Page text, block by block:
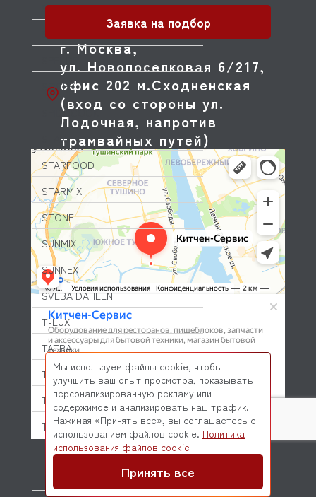
SOTTORIVA
SPAR
SPICER
SPIDOCOOK
STAR
STARFOOD
STARMIX
STONE
SUNMIX
SUNNEX
SVEBA DAHLEN
T-LUX
TATRA
TAURUS
TAYLOR
TECFRIGO
TECNODOM
г. Москва,
ул. Новопоселковая 6/217,
офис 202 м.Сходненская
(вход со стороны ул.
Лодочная, напротив
трамвайных путей)
Заявка на подбор
© 2026 Kitchen-Service.com Интернет-магазин запчастей
и оборудования профессиональной кухни
Мы используем файлы cookie, чтобы
улучшить ваш опыт просмотра, показывать
персонализированную рекламу или
содержимое и анализировать наш трафик.
Нажимая «Принять все», вы соглашаетесь с
использованием файлов cookie. Политика
использования файлов cookie
Принять все